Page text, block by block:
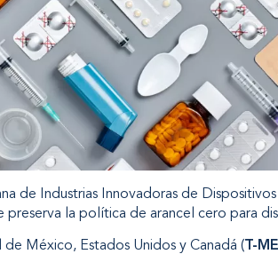
de Industrias Innovadoras de
preserva la política de arancel cero para
México, Estados Unidos y Canadá (T-